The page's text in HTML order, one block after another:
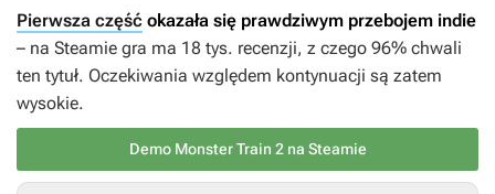
Pierwsza część okazała się prawdziwym przebojem indie
– na Steamie gra ma 18 tys. recenzji, z czego 96% chwali
ten tytuł. Oczekiwania względem kontynuacji są zatem
wysokie.
Demo Monster Train 2 na Steamie